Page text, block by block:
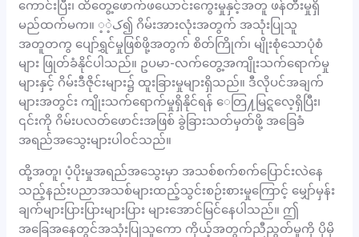
ကောင်းပြီး၊ ထိတွေ့ဖောက်ဖယောင်းကွေးမှုနှင့်အတူ ဖန်တီးမှုရှိ
မည်ထက်မက။ ک့ဲ့၍ ဂိမ်းအားလုံးအတွက် အသုံးပြုသူ
အတူတကွ ပျော်ရွှင်မှုဖြစ်ဖို့အတွက် စိတ်ကြိုက်၊ မျိုးစုံသောပုံစံ
များ ဖြုတ်ခံနိုင်ပါသည်။ ဥပမာ-လက်တွေ့အကျိုးသက်ရောက်မှု
များနှင့် ဂိမ်းဒီဇိုင်းများ၌ ထူးခြားမှုများရှိသည်။ ဒီလိုပင်အချက်
များအတွင်း ကျိုးသက်ရောက်မှုရှိနိုင်ရန် ေတြ႔မြင္ရလေ့ရှိပြီး၊
၎င်းကို ဂိမ်းပလတ်ဖောင်းအဖြစ် ခွဲခြားသတ်မှတ်ဖို့ အခြေခံ
အရည်အသွေးများပါဝင်သည်။
ထို့အတူ၊ ပံ့ပိုးမှုအရည်အသွေးမှာ အသစ်စက်စက်ပြောင်းလဲနေ
သည့်နည်းပညာအသစ်များထည့်သွင်းစဉ်းစားမှုကြောင့် မျှော်မှန်း
ချက်များပြားပြားများပြား များအောင်မြင်နေပါသည်။ ဤ
အခြေအနေတွင်အသုံးပြုသူကော ကိုယ့်အတွက်ညီညွတ်မှုကို ပိုမို